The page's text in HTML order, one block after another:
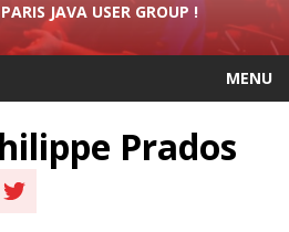
JAVA USER GROUP !
MENU
Prados